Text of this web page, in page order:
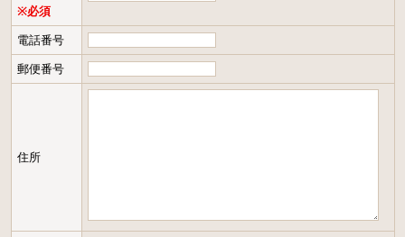
※必須
電話番号
郵便番号
住所